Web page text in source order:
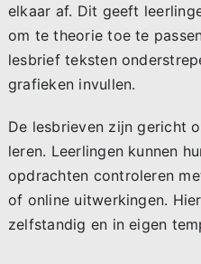
elkaar af. Dit geeft
om te theorie toe te
lesbrief teksten
grafieken invullen.
De lesbrieven zijn gericht
leren. Leerlingen kunnen
opdrachten controleren
of online uitwerkingen.
zelfstandig en in eigen